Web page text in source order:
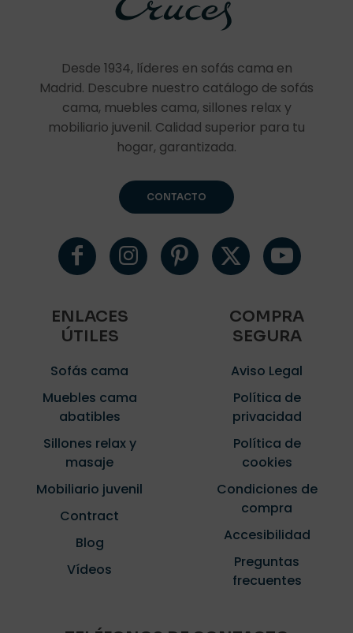
Desde 1934, líderes en sofás cama en
Madrid. Descubre nuestro catálogo de sofás
cama, muebles cama, sillones relax y
mobiliario juvenil. Calidad superior para tu
hogar, garantizada.
CONTACTO
ENLACES
ÚTILES
Sofás cama
Muebles cama
abatibles
Sillones relax y
masaje
Mobiliario juvenil
Contract
Blog
Vídeos
COMPRA
SEGURA
Aviso Legal
Política de
privacidad
Política de
cookies
Condiciones de
compra
Accesibilidad
Preguntas
frecuentes